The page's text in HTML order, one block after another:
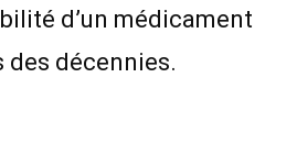
d’un médicament
des décennies.